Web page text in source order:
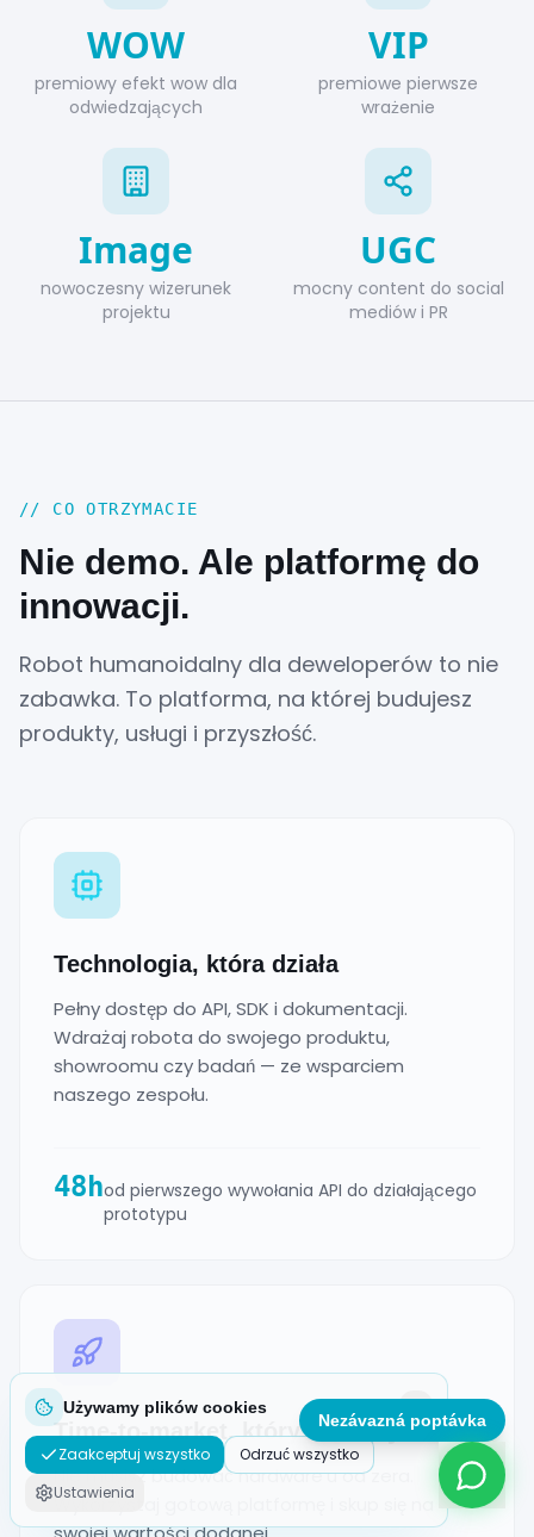
WOW
premiowy efekt wow dla
odwiedzających
VIP
premiowe pierwsze
wrażenie
Image
nowoczesny wizerunek
projektu
UGC
mocny content do social
mediów i PR
// CO OTRZYMACIE
Nie demo. Ale platformę do
innowacji.
Robot humanoidalny dla deweloperów to nie
zabawka. To platforma, na której budujesz
produkty, usługi i przyszłość.
Technologia, która działa
Pełny dostęp do API, SDK i dokumentacji.
Wdrażaj robota do swojego produktu,
showroomu czy badań — ze wsparciem
naszego zespołu.
48hod pierwszego wywołania API do działającego
prototypu
Time-to-market, który się liczy
Nie musisz budować hardware'u od zera.
Wykorzystaj gotową platformę i skup się na
Używamy plików cookies
Zaakceptuj wszystko
Odrzuć wszystko
Ustawienia
Nezávazná poptávka